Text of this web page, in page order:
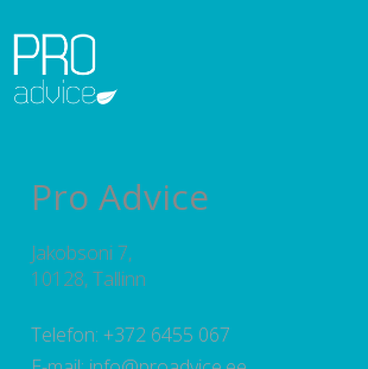
REFERENTSID
DETAILPLANEERINGUD
KONSULTATSIOONID
PROJEKTEERIMISE
Pro Advice
Jakobsoni 7,
10128, Tallinn
Telefon: +372 6455 067